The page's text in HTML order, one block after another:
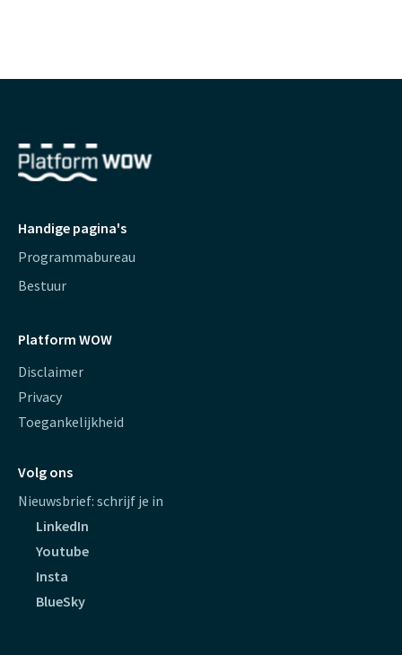
Handige pagina's
Programmabureau
Bestuur
Platform WOW
Disclaimer
Privacy
Toegankelijkheid
Volg ons
Nieuwsbrief: schrijf je in
LinkedIn
Youtube
Insta
BlueSky